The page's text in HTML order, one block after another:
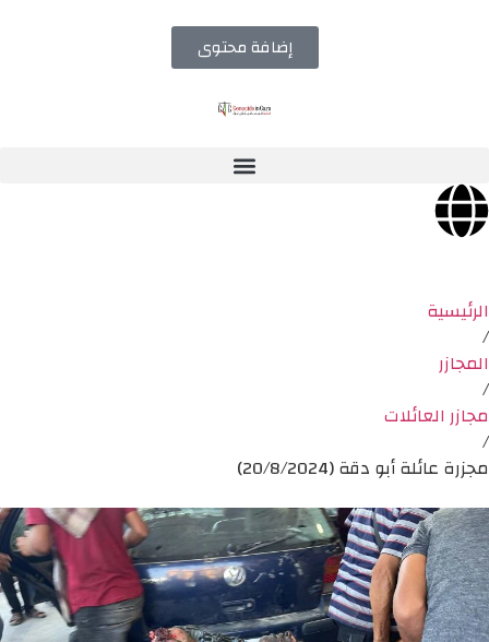
إضافة محتوى
الرئيسية
/
المجازر
/
مجازر العائلات
/
مجزرة عائلة أبو دقة (20/8/2024)